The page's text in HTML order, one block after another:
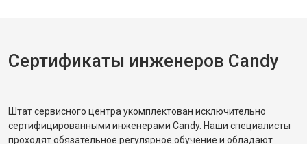
Сертификаты инженеров Candy
Штат сервисного центра укомплектован исключительно
сертифицированными инженерами Candy. Наши специалисты
проходят обязательное регулярное обучение и обладают